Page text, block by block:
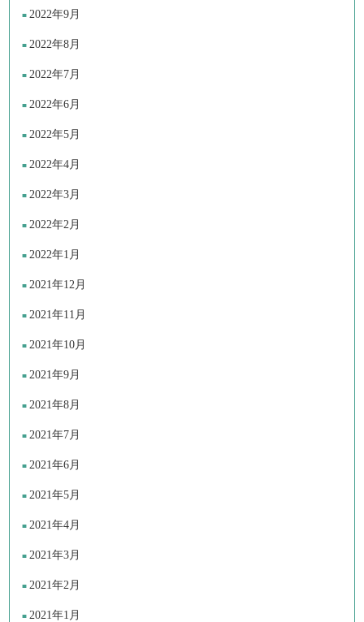
2022年9月
2022年8月
2022年7月
2022年6月
2022年5月
2022年4月
2022年3月
2022年2月
2022年1月
2021年12月
2021年11月
2021年10月
2021年9月
2021年8月
2021年7月
2021年6月
2021年5月
2021年4月
2021年3月
2021年2月
2021年1月